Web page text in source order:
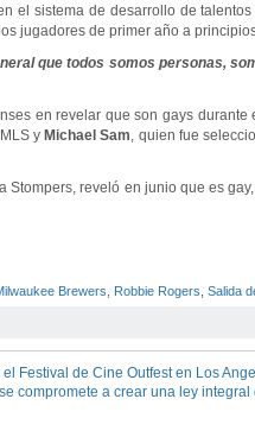
el sistema de desarrollo de
jugadores de primer año a
que todos somos personas,
en revelar que son gays durante
y Michael Sam, quien fue
Stompers, reveló en junio que es
Brewers Robbie Rogers Salida
Festival de Cine Outfest en Los
compromete a crear una ley integral